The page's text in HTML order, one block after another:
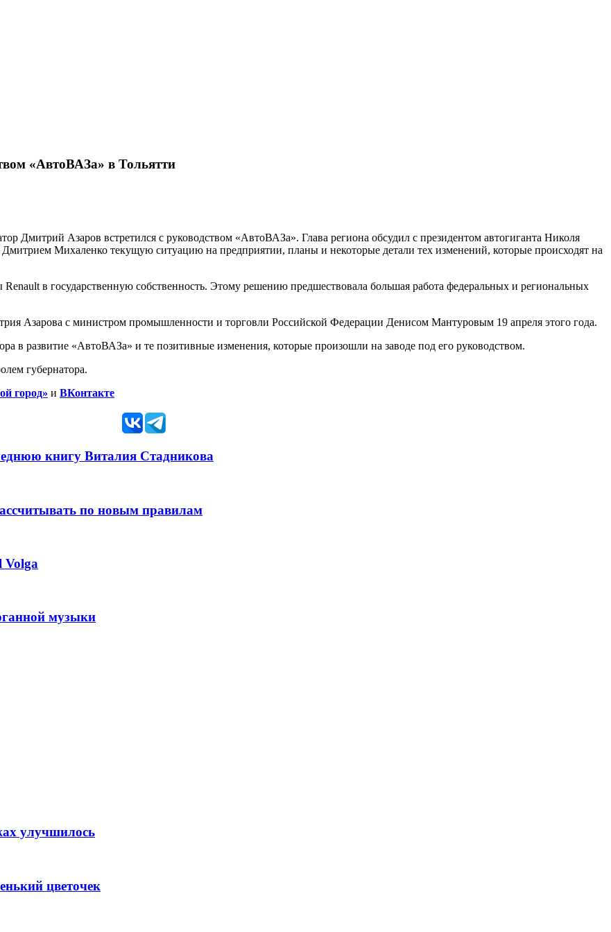
«АвтоВАЗа» в Тольятти
Дмитрий Азаров встретился с руководством «АвтоВАЗа». Глава региона обсудил с президентом автогиганта Николя
Михаленко текущую ситуацию на предприятии, планы и некоторые детали тех изменений, которые происходят на
в государственную собственность. Этому решению предшествовала большая работа федеральных и региональных
Азарова с министром промышленности и торговли Российской Федерации Денисом Мантуровым 19 апреля этого года.
в развитие «АвтоВАЗа» и те позитивные изменения, которые произошли на заводе под его руководством.
губернатора.
город» и ВКонтакте
книгу Виталия Стадникова
по новым правилам
Volga
музыки
улучшилось
цветочек